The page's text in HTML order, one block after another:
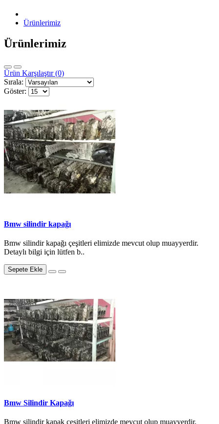
Ürünlerimiz
Ürünlerimiz
Ürün Karşılaştır (0)
Sırala:
Göster:
Bmw silindir kapağı
Bmw silindir kapağı çeşitleri elimizde mevcut olup muayyerdir.
Detaylı bilgi için lütfen b..
Sepete Ekle
Bmw Silindir Kapağı
Bmw silindir kapak çeşitleri elimizde mevcut olup muayyerdir.